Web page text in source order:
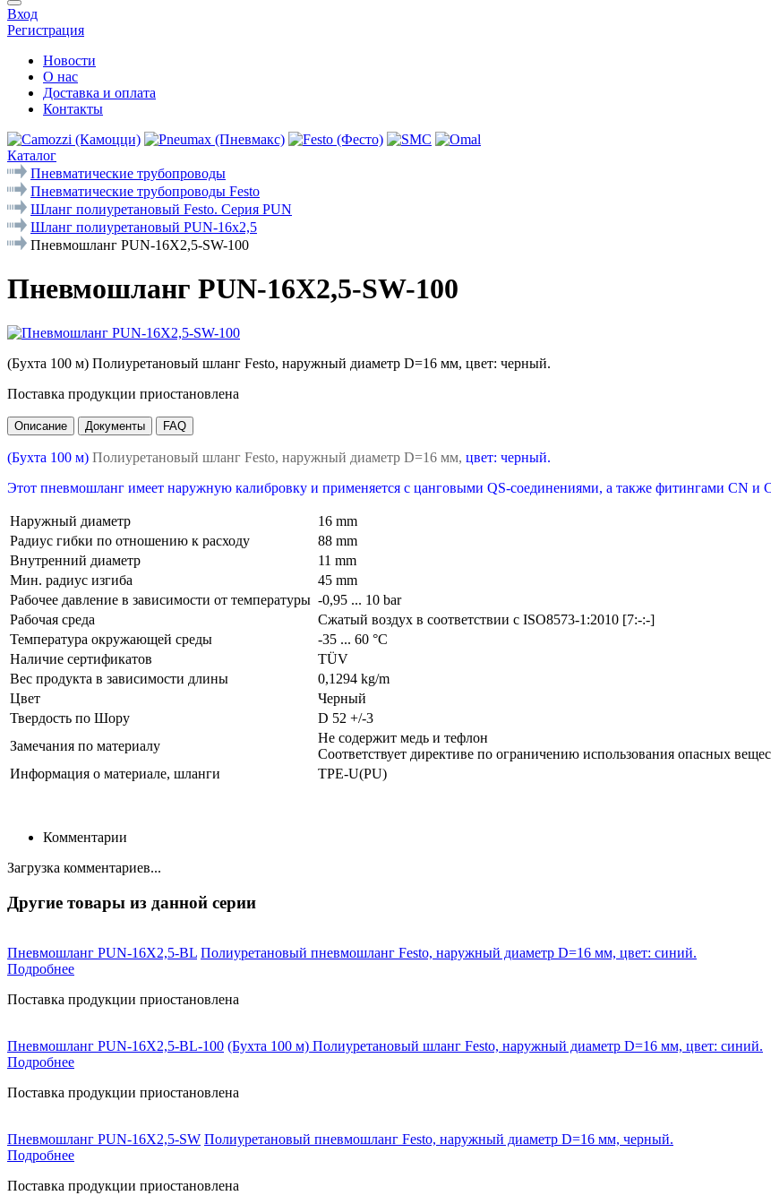
Вход
Регистрация
Новости
О нас
Доставка и оплата
Контакты
Каталог
Пневматические трубопроводы
Пневматические трубопроводы Festo
Шланг полиуретановый Festo. Серия PUN
Шланг полиуретановый PUN-16x2,5
Пневмошланг PUN-16X2,5-SW-100
Пневмошланг PUN-16X2,5-SW-100
(Бухта 100 м) Полиуретановый шланг Festo, наружный диаметр D=16 мм, цвет: черный.
Поставка продукции приостановлена
Описание Документы FAQ
(Бухта 100 м) Полиуретановый шланг Festo, наружный диаметр D=16 мм, цвет: черный.
Этот пневмошланг имеет наружную калибровку и применяется с цанговыми QS-соединениями, а также фитингами CN
Наружный диаметр
16 mm
Радиус гибки по отношению к расходу
88 mm
Внутренний диаметр
11 mm
Мин. радиус изгиба
45 mm
Рабочее давление в зависимости от температуры -0,95 ... 10 bar
Рабочая среда
Сжатый воздух в соответствии с ISO8573-1:2010 [7:-:-]
Температура окружающей среды
-35 ... 60 °C
Наличие сертификатов
TÜV
Вес продукта в зависимости длины
0,1294 kg/m
Цвет
Черный
Твердость по Шору
D 52 +/-3
Замечания по материалу
Не содержит медь и тефлон
Соответствует директиве по ограничению использования опасных
Информация о материале, шланги
TPE-U(PU)
Комментарии
Загрузка комментариев...
Другие товары из данной серии
Пневмошланг PUN-16X2,5-BL Полиуретановый пневмошланг Festo, наружный диаметр D=16 мм, цвет: синий.
Подробнее
Поставка продукции приостановлена
Пневмошланг PUN-16X2,5-BL-100 (Бухта 100 м) Полиуретановый шланг Festo, наружный диаметр D=16 мм, цвет: синий.
Подробнее
Поставка продукции приостановлена
Пневмошланг PUN-16X2,5-SW Полиуретановый пневмошланг Festo, наружный диаметр D=16 мм, черный.
Подробнее
Поставка продукции приостановлена